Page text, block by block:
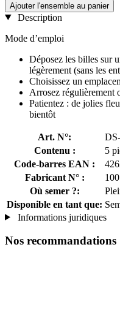
Ajouter l'ensemble au panier
Description
Mode d’emploi
Déposez les billes sur
légèrement (sans les
Choisissez un
Arrosez régulièrement
Patientez : de jolies
bientôt
Art. N°:
Contenu :
5
Code-barres EAN :
Fabricant N° :
Où semer ?:
Disponible en tant que:
Informations juridiques
Nos recommandations